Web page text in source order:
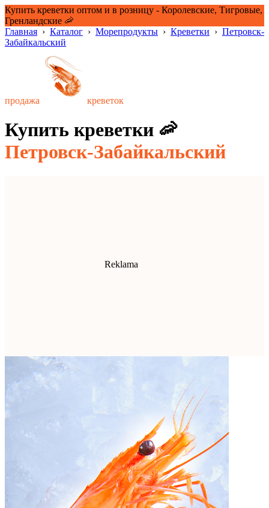
Купить креветки оптом и в розницу - Королевские, Тигровые,
Гренландские 🦐
Главная › Каталог › Морепродукты › Креветки › Петровск-
Забайкальский
продажа креветок
Купить креветки 🦐
Петровск-Забайкальский